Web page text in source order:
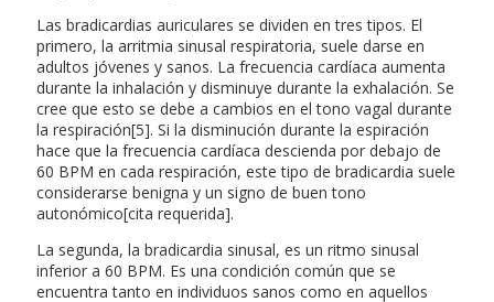
Las bradicardias auriculares se dividen en tres tipos. El
primero, la arritmia sinusal respiratoria, suele darse en
adultos jóvenes y sanos. La frecuencia cardíaca aumenta
durante la inhalación y disminuye durante la exhalación. Se
cree que esto se debe a cambios en el tono vagal durante
la respiración[5]. Si la disminución durante la espiración
hace que la frecuencia cardíaca descienda por debajo de
60 BPM en cada respiración, este tipo de bradicardia suele
considerarse benigna y un signo de buen tono
autonómico[cita requerida].
La segunda, la bradicardia sinusal, es un ritmo sinusal
inferior a 60 BPM. Es una condición común que se
encuentra tanto en individuos sanos como en aquellos